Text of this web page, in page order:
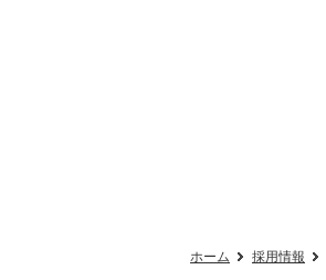
ホーム 採用情報